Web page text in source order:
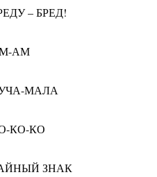
– БРЕД!
АМ
МАЛА
КО-КО
ЗНАК